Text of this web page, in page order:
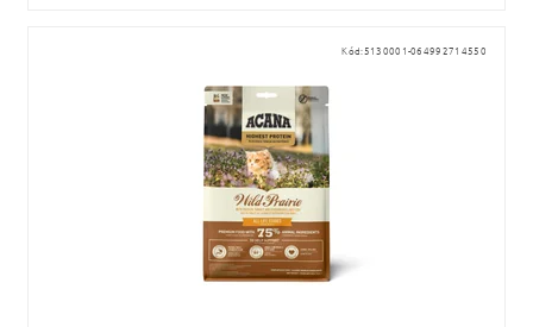
Kód:5130001-064992714550